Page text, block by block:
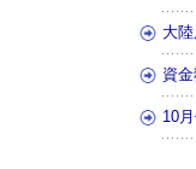
大
資
10